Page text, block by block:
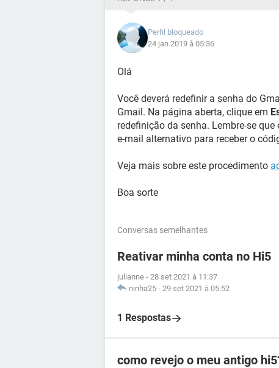
Perfil bloqueado
24 jan 2019 à 05:36
Olá
Você deverá redefinir a senha do
Gmail. Na página aberta, clique em
redefinição da senha. Lembre-se
e-mail alternativo para receber o
Veja mais sobre este procedimento
Boa sorte
Conversas semelhantes
Reativar minha conta no Hi5
julianne - 28 set 2021 à 11:37
ninha25 - 29 set 2021 à 05:52
1 Respostas
como revejo o meu antigo